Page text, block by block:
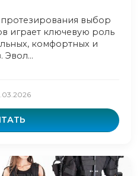
выбор
играет ключевую роль
комфортных и
Эвол...